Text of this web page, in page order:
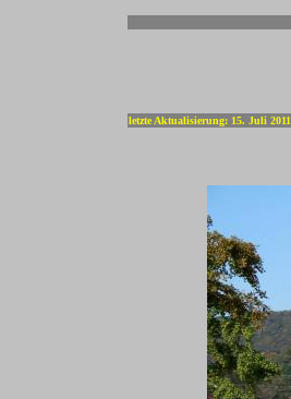
letzte Aktualisierung: 15. Juli 2011